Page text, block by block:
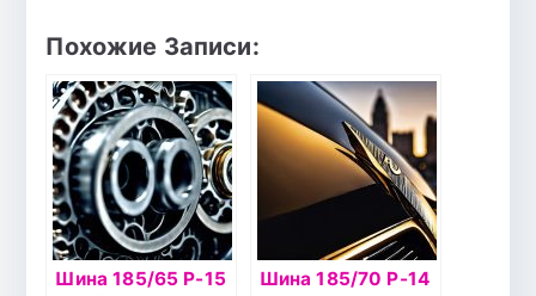
Похожие Записи:
Шина 185/65 Р-15
Шина 185/70 Р-14